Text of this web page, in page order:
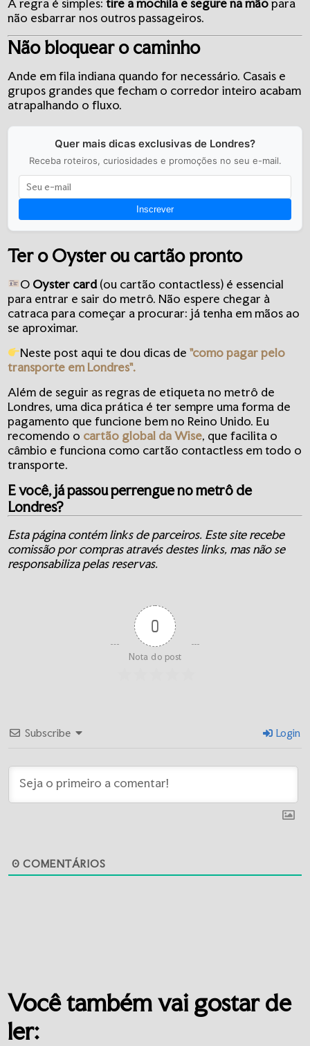
não esbarrar nos outros passageiros.
Não bloquear o caminho
Ande em fila indiana quando for necessário. Casais e
grupos grandes que fecham o corredor inteiro acabam
atrapalhando o fluxo.
Quer mais dicas exclusivas de Londres?
Receba roteiros, curiosidades e promoções no seu e-mail.
Inscrever
Ter o Oyster ou cartão pronto
O Oyster card (ou cartão contactless) é essencial
para entrar e sair do metrô. Não espere chegar à
catraca para começar a procurar: já tenha em mãos ao
se aproximar.
Neste post aqui te dou dicas de"como pagar pelo
transporte em Londres".
Além de seguir as regras de etiqueta no metrô de
Londres, uma dica prática é ter sempre uma forma de
pagamento que funcione bem no Reino Unido. Eu
recomendo o cartão global da Wise, que facilita o
câmbio e funciona como cartão contactless em todo o
transporte.
E você, já passou perrengue no metrô de
Londres?
Esta página contém links de parceiros. Este site recebe
comissão por compras através destes links, mas não se
responsabiliza pelas reservas.
0
Nota do post
Subscribe Login
0 COMENTÁRIOS
Você também vai gostar de
ler: